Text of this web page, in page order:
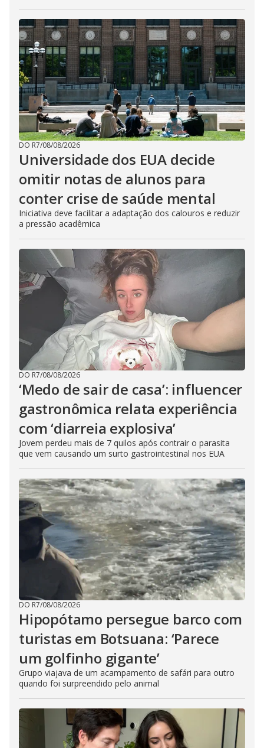
DO R7/08/08/2026
Universidade dos EUA decide
omitir notas de alunos para
conter crise de saúde mental
Iniciativa deve facilitar a adaptação dos calouros e reduzir
a pressão acadêmica
DO R7/08/08/2026
‘Medo de sair de casa’: influencer
gastronômica relata experiência
com ‘diarreia explosiva’
Jovem perdeu mais de 7 quilos após contrair o parasita
que vem causando um surto gastrointestinal nos EUA
DO R7/08/08/2026
Hipopótamo persegue barco com
turistas em Botsuana: ‘Parece
um golfinho gigante’
Grupo viajava de um acampamento de safári para outro
quando foi surpreendido pelo animal